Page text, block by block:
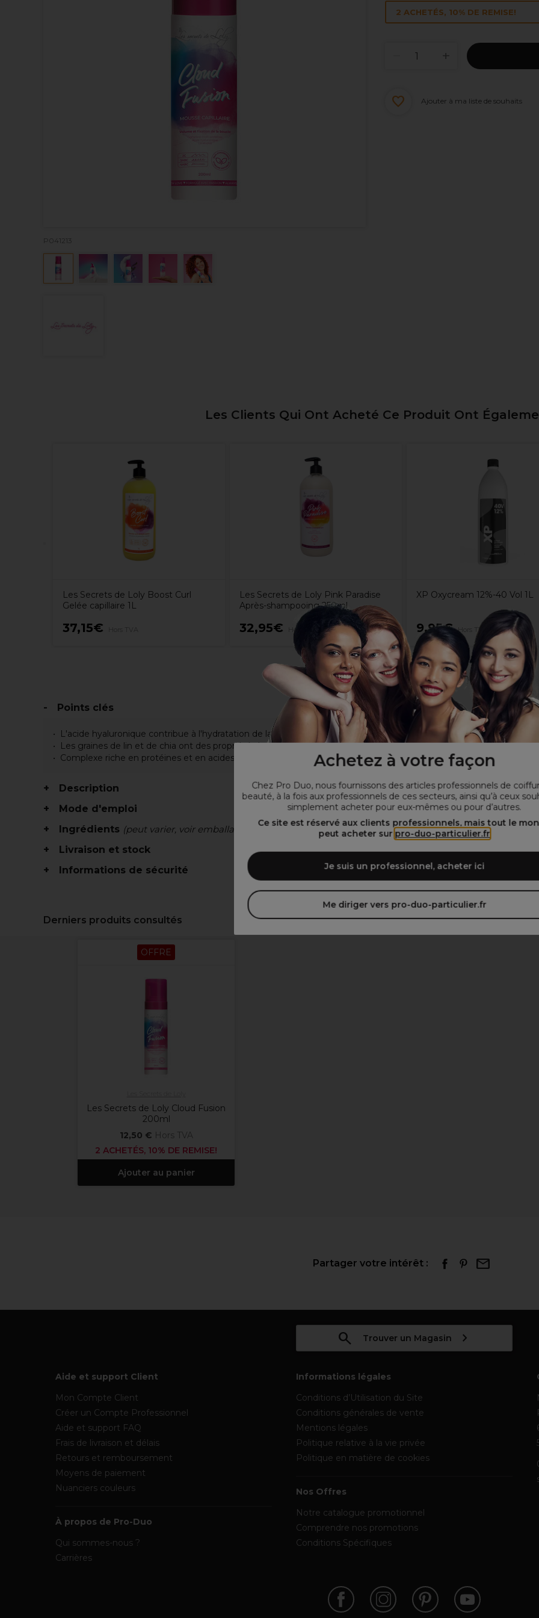
Achetez à votre façon
Chez Pro Duo, nous fournissons des articles professionnels de
beauté, à la fois aux professionnels de ces secteurs, ainsi qu’à ceux
simplement acheter pour eux-mêmes ou pour d’autres.
Ce site est réservé aux clients professionnels, mais tout le
peut acheter sur pro-duo-particulier.fr
Je suis un professionnel, acheter ici
Me diriger vers pro-duo-particulier.fr
P041213
2 ACHETÉS, 10% DE REMISE!
Ajouter à ma liste de souhaits
Les Clients Qui Ont Acheté Ce Produit Ont
Les Secrets de Loly Boost Curl
Gelée capillaire 1L
37,15€
Les Secrets de Loly Pink Paradise
Après-shampooing 250ml
32,95€ Hors TVA
XP Oxycream 12%-40 Vol 1L
9,95€ Hors TVA
Points clés
L'acide hyaluronique contribue à l'hydratation de la fibre capillaire
Les graines de lin et de chia ont des propriétés hydratantes et gainantes.
Complexe riche en protéines et en acides aminés qui aide à renforcer la fibre capillaire
Description
Mode d'emploi
Ingrédients (peut varier, voir emballage)
Livraison et stock
Informations de sécurité
Derniers produits consultés
OFFRE
Les Secrets de Loly Cloud Fusion
200ml
12,50 € Hors TVA
2 ACHETÉS, 10% DE REMISE!
Ajouter au panier
Partager votre intérêt :
Trouver un Magasin
Aide et support Client
Mon Compte Client
Créer un Compte Professionnel
Aide et support FAQ
Frais de livraison et délais
Retours et remboursement
Moyens de paiement
Nuanciers couleurs
À propos de Pro-Duo
Qui sommes-nous ?
Carrières
Informations légales
Conditions d’Utilisation du Site
Conditions générales de vente
Mentions légales
Politique relative à la vie privée
Politique en matière de cookies
Nos Offres
Notre catalogue promotionnel
Comprendre nos promotions
Conditions Spécifiques